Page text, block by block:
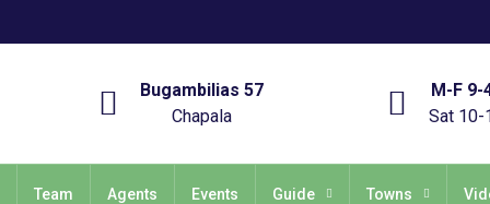
Bugambilias 57
Chapala
M-F 9-
Sat 10-
Team Agents Events Guide Towns